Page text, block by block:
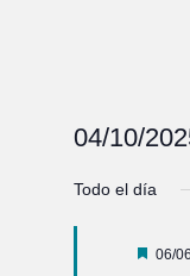
04/10/
fecha.
Todo el día
06/